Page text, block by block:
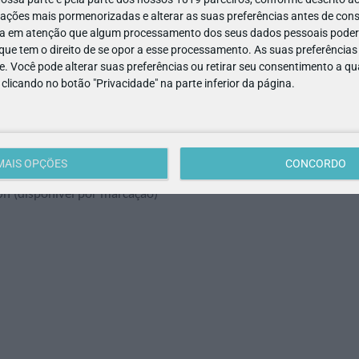
mais pormenorizadas e alterar as suas preferências antes de
em atenção que algum processamento dos seus dados pessoais
tem o direito de se opor a esse processamento. As suas
Você pode alterar suas preferências ou retirar seu consentimento a
no botão "Privacidade" na parte inferior da página.
OPÇÕES CONCORDO
na Gulbenkian"
escolar e 1.º Ciclo
uma relação diferente com as obras expostas e com o
Habitar a Contradição de Carlos Bunga usando o corpo,
para a leitura e a interpretação dos objetos artísticos.
(disponível por marcação)